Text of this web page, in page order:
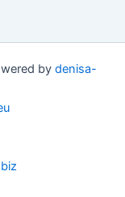
by denisa-